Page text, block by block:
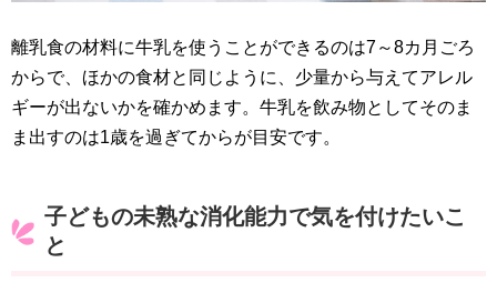
離乳食の材料に牛乳を使うことができるのは7～8カ月ごろ
からで、ほかの食材と同じように、少量から与えてアレル
ギーが出ないかを確かめます。牛乳を飲み物としてそのま
ま出すのは1歳を過ぎてからが目安です。
子どもの未熟な消化能力で気を付けたいこ
と